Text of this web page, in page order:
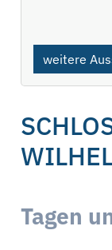
weitere
Tagen